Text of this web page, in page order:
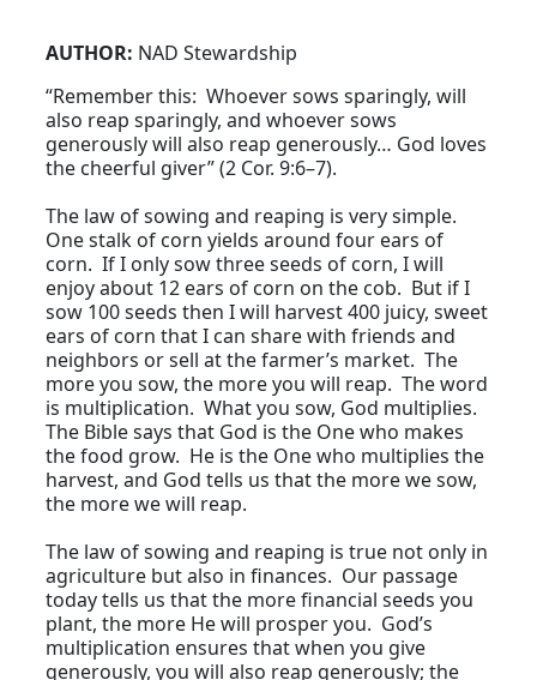
AUTHOR: NAD Stewardship
“Remember this: Whoever sows sparingly, will
also reap sparingly, and whoever sows
generously will also reap generously… God loves
the cheerful giver” (2 Cor. 9:6–7).
The law of sowing and reaping is very simple.
One stalk of corn yields around four ears of
corn. If I only sow three seeds of corn, I will
enjoy about 12 ears of corn on the cob. But if I
sow 100 seeds then I will harvest 400 juicy, sweet
ears of corn that I can share with friends and
neighbors or sell at the farmer’s market. The
more you sow, the more you will reap. The word
is multiplication. What you sow, God multiplies.
The Bible says that God is the One who makes
the food grow. He is the One who multiplies the
harvest, and God tells us that the more we sow,
the more we will reap.
The law of sowing and reaping is true not only in
agriculture but also in finances. Our passage
today tells us that the more financial seeds you
plant, the more He will prosper you. God’s
multiplication ensures that when you give
generously, you will also reap generously; the